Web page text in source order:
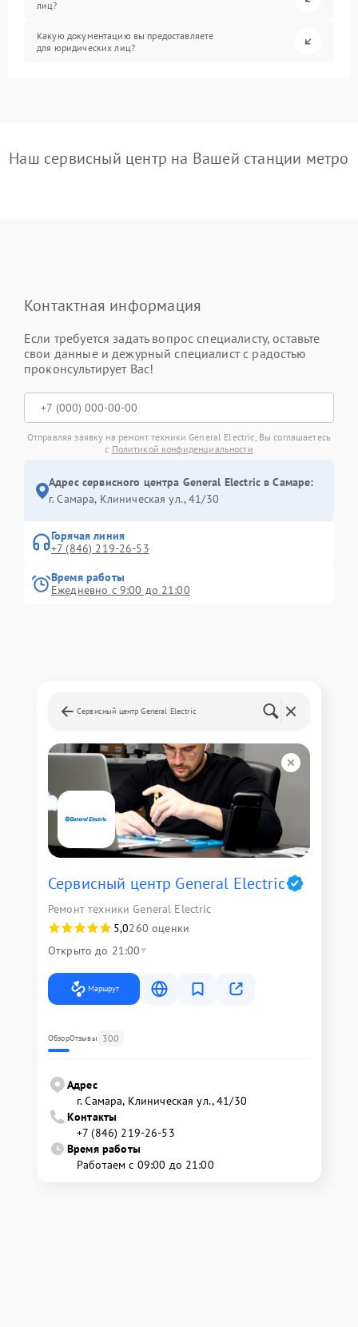
лиц?
Какую документацию вы предоставляете
для юридических лиц?
Наш сервисный центр на Вашей станции метро
Контактная информация
Если требуется задать вопрос специалисту, оставьте
свои данные и дежурный специалист с радостью
проконсультирует Вас!
Отправляя заявку на ремонт техники General Electric, Вы соглашаетесь
с Политикой конфиденциальности
Адрес сервисного центра General Electric в Самаре:
г. Самара, Клиническая ул., 41/30
Горячая линия
+7 (846) 219-26-53
Время работы
Ежедневно с 9:00 до 21:00
Сервисный центр General Electric
Сервисный центр General Electric
Ремонт техники General Electric
5,0260 оценки
Открыто до 21:00
Маршрут
ОбзорОтзывы 300
Адрес
г. Самара, Клиническая ул., 41/30
Контакты
+7 (846) 219-26-53
Время работы
Работаем с 09:00 до 21:00